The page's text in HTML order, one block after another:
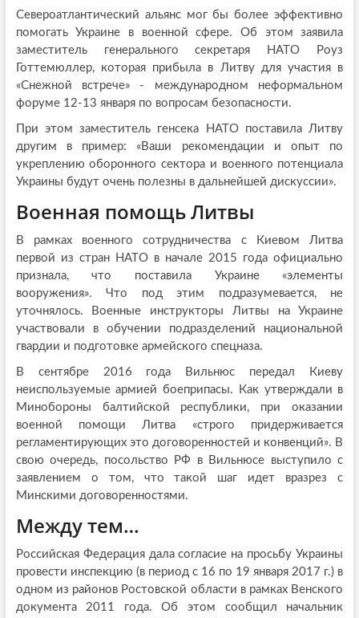
Североатлантический альянс мог бы более эффективно
помогать Украине в военной сфере. Об этом заявила
заместитель генерального секретаря НАТО Роуз
Готтемюллер, которая прибыла в Литву для участия в
«Снежной встрече» - международном неформальном
форуме 12-13 января по вопросам безопасности.
При этом заместитель генсека НАТО поставила Литву
другим в пример: «Ваши рекомендации и опыт по
укреплению оборонного сектора и военного потенциала
Украины будут очень полезны в дальнейшей дискуссии».
Военная помощь Литвы
В рамках военного сотрудничества с Киевом Литва
первой из стран НАТО в начале 2015 года официально
признала, что поставила Украине «элементы
вооружения». Что под этим подразумевается, не
уточнялось. Военные инструкторы Литвы на Украине
участвовали в обучении подразделений национальной
гвардии и подготовке армейского спецназа.
В сентябре 2016 года Вильнюс передал Киеву
неиспользуемые армией боеприпасы. Как утверждали в
Минобороны балтийской республики, при оказании
военной помощи Литва «строго придерживается
регламентирующих это договоренностей и конвенций». В
свою очередь, посольство РФ в Вильнюсе выступило с
заявлением о том, что такой шаг идет вразрез с
Минскими договоренностями.
Между тем…
Российская Федерация дала согласие на просьбу Украины
провести инспекцию (в период с 16 по 19 января 2017 г.) в
одном из районов Ростовской области в рамках Венского
документа 2011 года. Об этом сообщил начальник